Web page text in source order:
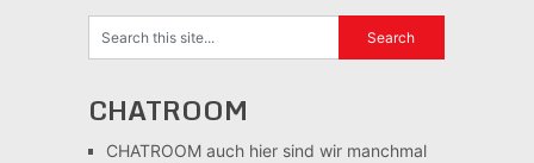
CHATROOM
CHATROOMauch hier sind wir manchmal